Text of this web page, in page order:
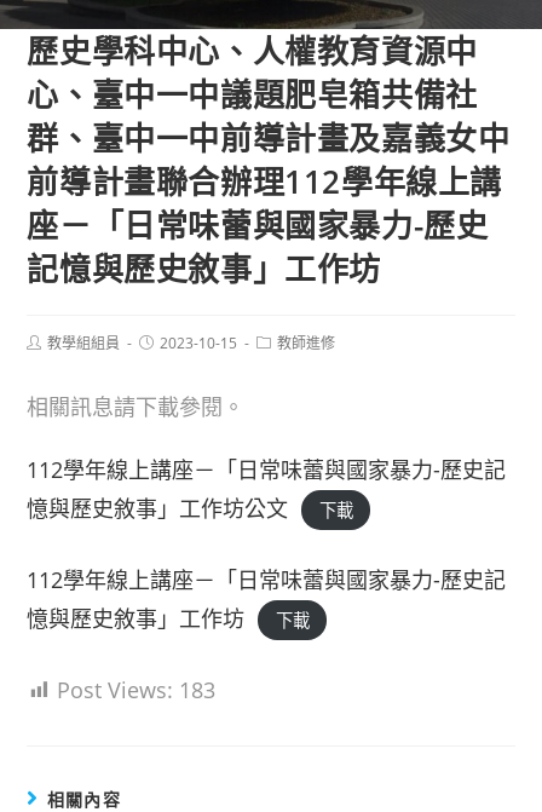
歷史學科中心、人權教育資源中
心、臺中一中議題肥皂箱共備社
群、臺中一中前導計畫及嘉義女中
前導計畫聯合辦理112學年線上講
座－「日常味蕾與國家暴力-歷史
記憶與歷史敘事」工作坊
Post教學組組員
Post2023-10-15
Post教師進修
相關訊息請下載參閱。
112學年線上講座－「日常味蕾與國家暴力-歷史記
憶與歷史敘事」工作坊公文
下載
112學年線上講座－「日常味蕾與國家暴力-歷史記
憶與歷史敘事」工作坊
下載
Post Views: 183
相關內容